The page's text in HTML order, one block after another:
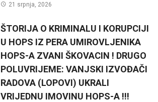
21 srpnja, 2026
ŠTORIJA O KRIMINALU I KORUPCIJI
U HOPS IZ PERA UMIROVLJENIKA
HOPS-A ZVANI ŠKOVACIN ! DRUGO
POLUVRIJEME: VANJSKI IZVOĐAČI
RADOVA (LOPOVI) UKRALI
VRIJEDNU IMOVINU HOPS-A !!!